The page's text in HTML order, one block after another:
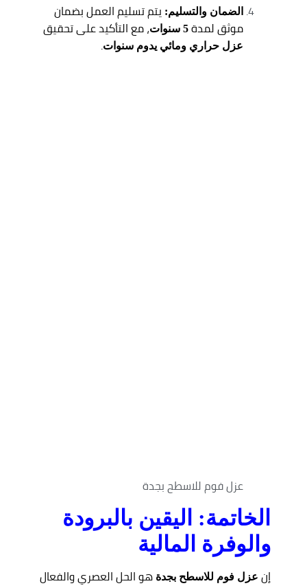
الضمان والتسليم: يتم تسليم العمل بضمان
موثق لمدة 5 سنوات ، مع التأكيد على تحقيق
عزل حراري ومائي يدوم سنوات.
عزل فوم للاسطح بجدة
الخاتمة: اليقين بالبرودة
والوفرة المالية
إن عزل فوم للاسطح بجدة هو الحل العصري والفعال